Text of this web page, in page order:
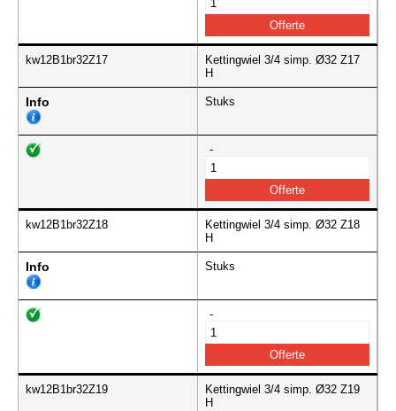
kw12B1br32Z17
Kettingwiel 3/4 simp. Ø32 Z17
H
Info Stuks
-
kw12B1br32Z18
Kettingwiel 3/4 simp. Ø32 Z18
H
Info Stuks
-
kw12B1br32Z19
Kettingwiel 3/4 simp. Ø32 Z19
H